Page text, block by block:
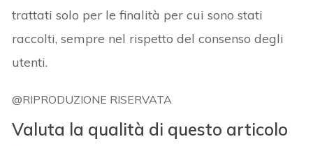
trattati solo per le finalità per cui sono stati
raccolti, sempre nel rispetto del consenso degli
utenti.
@RIPRODUZIONE RISERVATA
Valuta la qualità di questo articolo